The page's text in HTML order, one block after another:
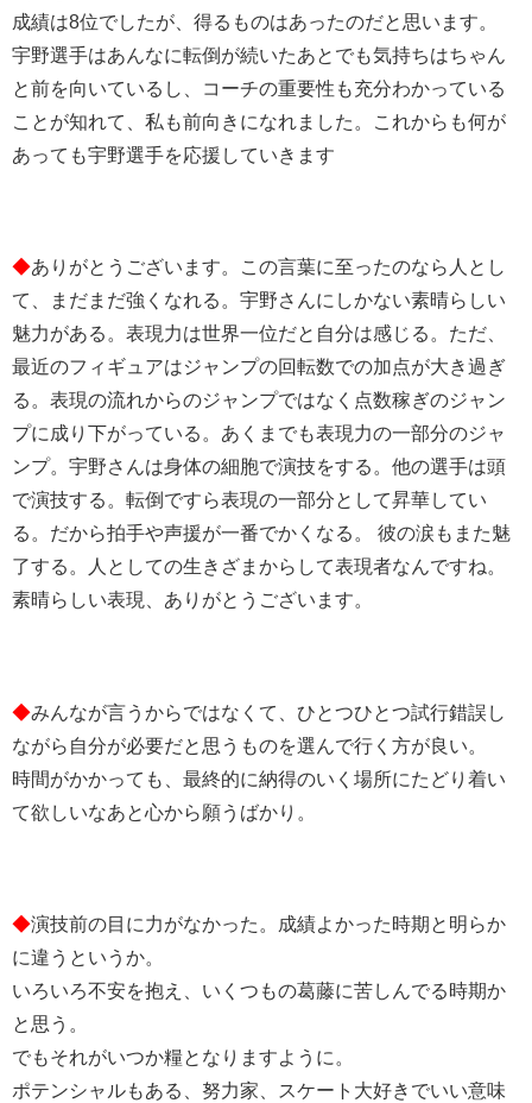
成績は8位でしたが、得るものはあったのだと思います。
宇野選手はあんなに転倒が続いたあとでも気持ちはちゃん
と前を向いているし、コーチの重要性も充分わかっている
ことが知れて、私も前向きになれました。これからも何が
あっても宇野選手を応援していきます
◆ありがとうございます。この言葉に至ったのなら人とし
て、まだまだ強くなれる。宇野さんにしかない素晴らしい
魅力がある。表現力は世界一位だと自分は感じる。ただ、
最近のフィギュアはジャンプの回転数での加点が大き過ぎ
る。表現の流れからのジャンプではなく点数稼ぎのジャン
プに成り下がっている。あくまでも表現力の一部分のジャ
ンプ。宇野さんは身体の細胞で演技をする。他の選手は頭
で演技する。転倒ですら表現の一部分として昇華してい
る。だから拍手や声援が一番でかくなる。 彼の涙もまた魅
了する。人としての生きざまからして表現者なんですね。
素晴らしい表現、ありがとうございます。
◆みんなが言うからではなくて、ひとつひとつ試行錯誤し
ながら自分が必要だと思うものを選んで行く方が良い。
時間がかかっても、最終的に納得のいく場所にたどり着い
て欲しいなあと心から願うばかり。
◆演技前の目に力がなかった。成績よかった時期と明らか
に違うというか。
いろいろ不安を抱え、いくつもの葛藤に苦しんでる時期か
と思う。
でもそれがいつか糧となりますように。
ポテンシャルもある、努力家、スケート大好きでいい意味